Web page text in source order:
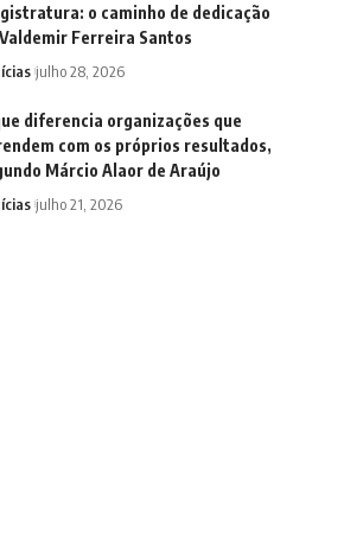
o caminho de dedicação
Ferreira Santos
julho 28, 2026
diferencia organizações que
com os próprios resultados,
Márcio Alaor de Araújo
julho 21, 2026